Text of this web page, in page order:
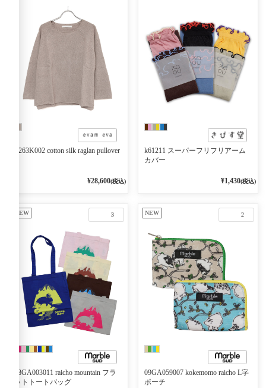
E263K002 cotton silk raglan pullover
¥28,600(税込)
k61211 スーパーフリフリアーム
カバー
¥1,430(税込)
3
NEW
08GA003011 raicho mountain フラ
ットトートバッグ
2
NEW
09GA059007 kokemomo raicho L字
ポーチ